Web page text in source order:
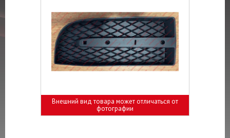
Внешний вид товара может отличаться от
фотографии